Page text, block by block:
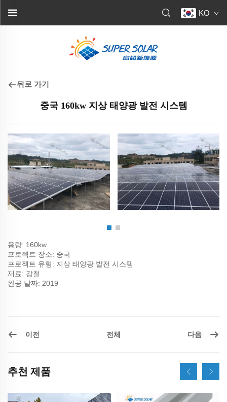
KO
뒤로 가기
중국 160kw 지상 태양광 발전 시스템
용량: 160kw
프로젝트 장소: 중국
프로젝트 유형: 지상 태양광 발전 시스템
재료: 강철
완공 날짜: 2019
이전 전체 다음
추천 제품